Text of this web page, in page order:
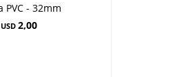
PVC - 32mm
USD 2,00